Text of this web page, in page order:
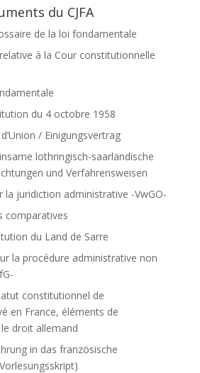
du CJFA
de la loi fondamentale
relative à la Cour constitutionnelle
du 4 octobre 1958
/ Einigungsvertrag
lothringisch-saarländische
und Verfahrensweisen
la juridiction administrative -VwGO-
comparatives
du Land de Sarre
la procédure administrative non
constitutionnel de
en France, éléments de
droit allemand
in das französische